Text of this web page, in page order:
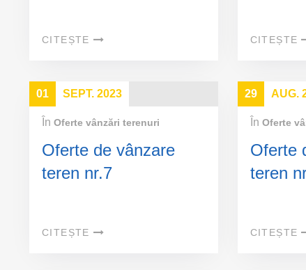
CITEȘTE CITEȘTE
01 SEPT. 2023
În Oferte vânzări terenuri
Oferte de vânzare
teren nr.7
CITEȘTE
29 AUG.
În Oferte
Oferte
teren
CITEȘTE